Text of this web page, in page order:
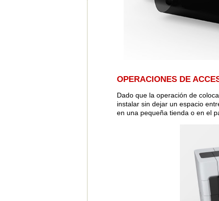
OPERACIONES DE
Dado que la operación de
instalar sin dejar un espacio
en una pequeña tienda o en el